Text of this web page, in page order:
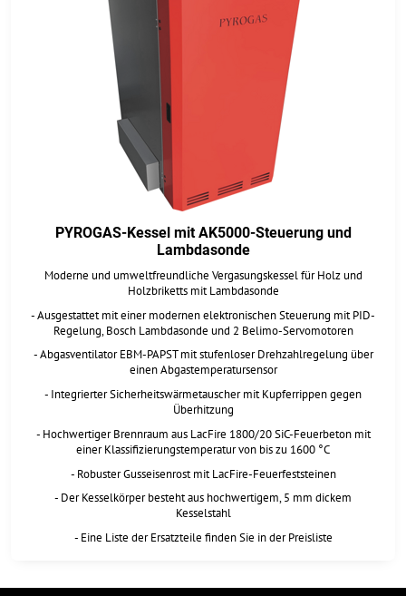
PYROGAS-Kessel mit AK5000-Steuerung und
Lambdasonde
Moderne und umweltfreundliche Vergasungskessel für Holz und
Holzbriketts mit Lambdasonde
- Ausgestattet mit einer modernen elektronischen Steuerung mit PID-
Regelung, Bosch Lambdasonde und 2 Belimo-Servomotoren
- Abgasventilator EBM-PAPST mit stufenloser Drehzahlregelung über
einen Abgastemperatursensor
- Integrierter Sicherheitswärmetauscher mit Kupferrippen gegen
Überhitzung
- Hochwertiger Brennraum aus LacFire 1800/20 SiC-Feuerbeton mit
einer Klassifizierungstemperatur von bis zu 1600 °C
- Robuster Gusseisenrost mit LacFire-Feuerfeststeinen
- Der Kesselkörper besteht aus hochwertigem, 5 mm dickem
Kesselstahl
- Eine Liste der Ersatzteile finden Sie in der Preisliste